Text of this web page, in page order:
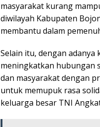
masyarakat kurang
diwilayah Kabupaten
membantu dalam
Selain itu, dengan
meningkatkan hubungan
dan masyarakat dengan
untuk memupuk rasa
keluarga besar TNI